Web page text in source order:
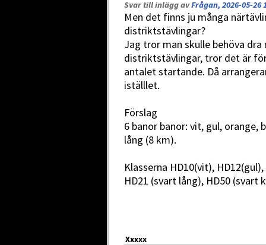
Svar till inlägg avFrågan, 2026-05-26
Men det finns ju många
distriktstävlingar?
Jag tror man skulle behöva
distriktstävlingar, tror det är
antalet startande. Då
iställlet.
Förslag
6 banor banor: vit, gul, orange,
lång (8 km).
Klasserna HD10(vit),
HD21 (svart lång), HD50 (svart
Xxxxx